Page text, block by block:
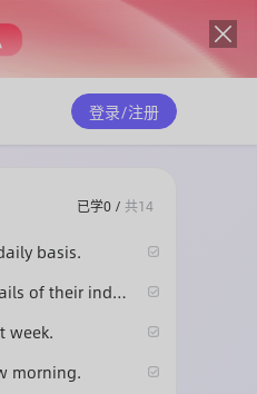
登录/注册
已学0 / 共14
basis.
It is obligatory for companies to provide details of their industrial processes.
week.
morning.